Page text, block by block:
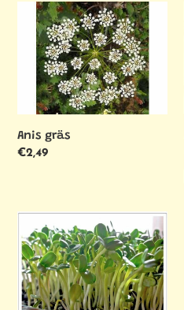
Anis
gräs
Anis gräs
Ordinarie
€2,49
groddar